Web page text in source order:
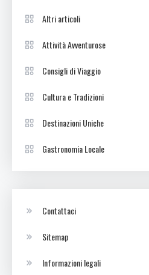
Altri articoli
Attività Avventurose
Consigli di Viaggio
Cultura e Tradizioni
Destinazioni Uniche
Gastronomia Locale
Contattaci
Sitemap
Informazioni legali